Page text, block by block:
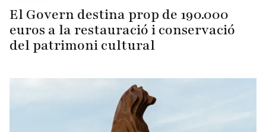
El Govern destina prop de 190.000
euros a la restauració i conservació
del patrimoni cultural